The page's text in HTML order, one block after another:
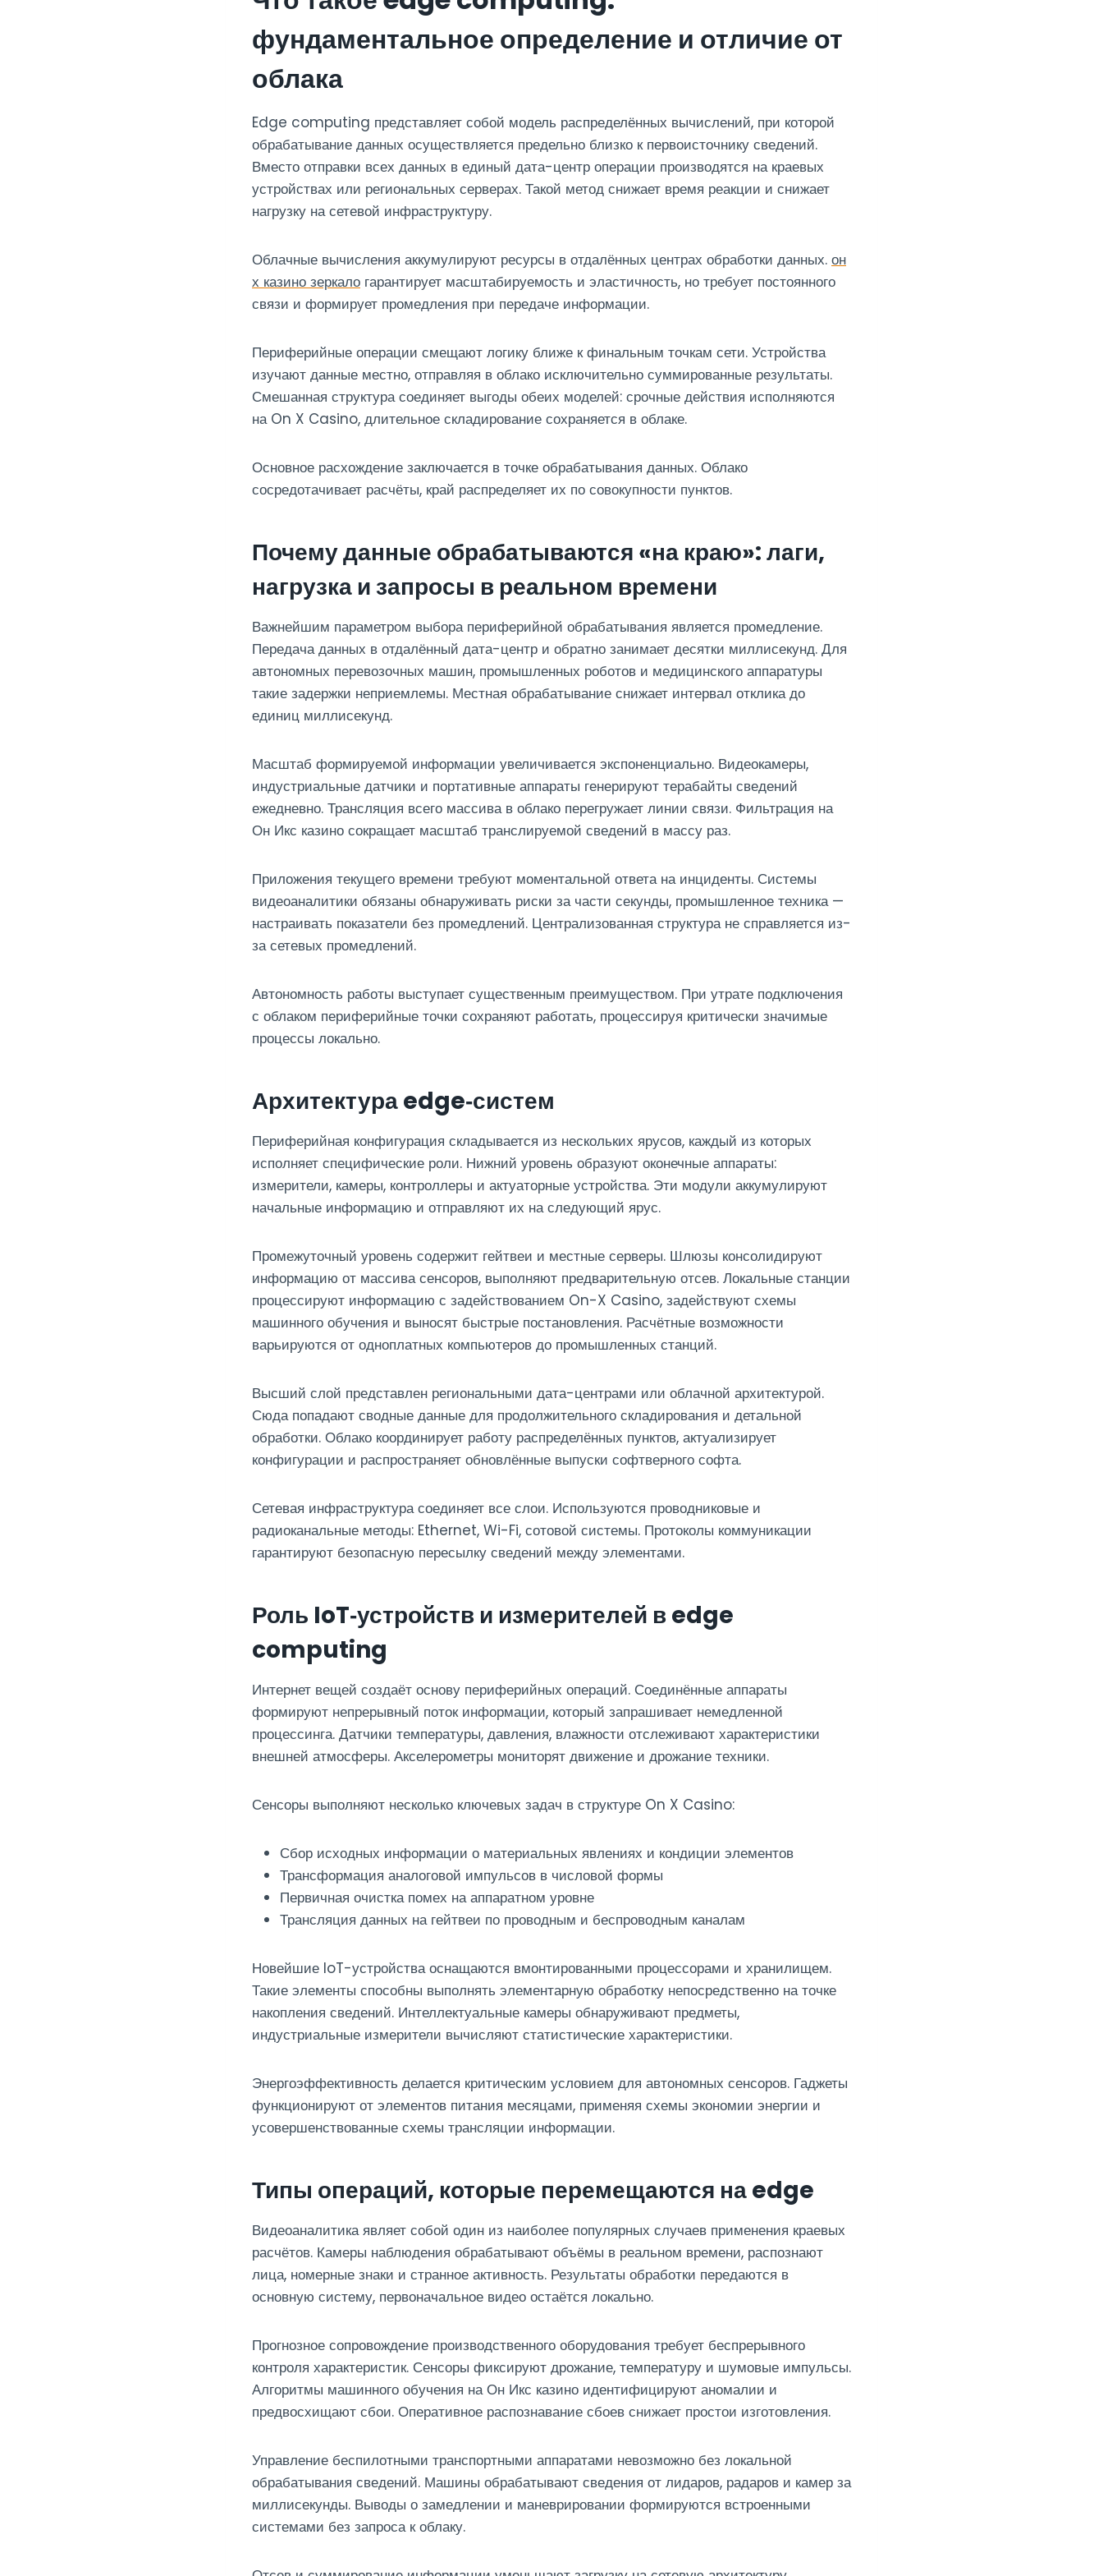
фундаментальное определение и отличие от
облака
Edge computing представляет собой модель распределённых вычислений, при которой
обрабатывание данных осуществляется предельно близко к первоисточнику сведений.
Вместо отправки всех данных в единый дата-центр операции производятся на краевых
устройствах или региональных серверах. Такой метод снижает время реакции и снижает
нагрузку на сетевой инфраструктуру.
Облачные вычисления аккумулируют ресурсы в отдалённых центрах обработки данных. он
х казино зеркало гарантирует масштабируемость и эластичность, но требует постоянного
связи и формирует промедления при передаче информации.
Периферийные операции смещают логику ближе к финальным точкам сети. Устройства
изучают данные местно, отправляя в облако исключительно суммированные результаты.
Смешанная структура соединяет выгоды обеих моделей: срочные действия исполняются
на On X Casino, длительное складирование сохраняется в облаке.
Основное расхождение заключается в точке обрабатывания данных. Облако
сосредотачивает расчёты, край распределяет их по совокупности пунктов.
Почему данные обрабатываются «на краю»: лаги,
нагрузка и запросы в реальном времени
Важнейшим параметром выбора периферийной обрабатывания является промедление.
Передача данных в отдалённый дата-центр и обратно занимает десятки миллисекунд. Для
автономных перевозочных машин, промышленных роботов и медицинского аппаратуры
такие задержки неприемлемы. Местная обрабатывание снижает интервал отклика до
единиц миллисекунд.
Масштаб формируемой информации увеличивается экспоненциально. Видеокамеры,
индустриальные датчики и портативные аппараты генерируют терабайты сведений
ежедневно. Трансляция всего массива в облако перегружает линии связи. Фильтрация на
Он Икс казино сокращает масштаб транслируемой сведений в массу раз.
Приложения текущего времени требуют моментальной ответа на инциденты. Системы
видеоаналитики обязаны обнаруживать риски за части секунды, промышленное техника —
настраивать показатели без промедлений. Централизованная структура не справляется из-
за сетевых промедлений.
Автономность работы выступает существенным преимуществом. При утрате подключения
с облаком периферийные точки сохраняют работать, процессируя критически значимые
процессы локально.
Архитектура edge‑систем
Периферийная конфигурация складывается из нескольких ярусов, каждый из которых
исполняет специфические роли. Нижний уровень образуют оконечные аппараты:
измерители, камеры, контроллеры и актуаторные устройства. Эти модули аккумулируют
начальные информацию и отправляют их на следующий ярус.
Промежуточный уровень содержит гейтвеи и местные серверы. Шлюзы консолидируют
информацию от массива сенсоров, выполняют предварительную отсев. Локальные станции
процессируют информацию с задействованием On-X Casino, задействуют схемы
машинного обучения и выносят быстрые постановления. Расчётные возможности
варьируются от одноплатных компьютеров до промышленных станций.
Высший слой представлен региональными дата-центрами или облачной архитектурой.
Сюда попадают сводные данные для продолжительного складирования и детальной
обработки. Облако координирует работу распределённых пунктов, актуализирует
конфигурации и распространяет обновлённые выпуски софтверного софта.
Сетевая инфраструктура соединяет все слои. Используются проводниковые и
радиоканальные методы: Ethernet, Wi-Fi, сотовой системы. Протоколы коммуникации
гарантируют безопасную пересылку сведений между элементами.
Роль IoT‑устройств и измерителей в edge
computing
Интернет вещей создаёт основу периферийных операций. Соединённые аппараты
формируют непрерывный поток информации, который запрашивает немедленной
процессинга. Датчики температуры, давления, влажности отслеживают характеристики
внешней атмосферы. Акселерометры мониторят движение и дрожание техники.
Сенсоры выполняют несколько ключевых задач в структуре On X Casino:
Сбор исходных информации о материальных явлениях и кондиции элементов
Трансформация аналоговой импульсов в числовой формы
Первичная очистка помех на аппаратном уровне
Трансляция данных на гейтвеи по проводным и беспроводным каналам
Новейшие IoT-устройства оснащаются вмонтированными процессорами и хранилищем.
Такие элементы способны выполнять элементарную обработку непосредственно на точке
накопления сведений. Интеллектуальные камеры обнаруживают предметы,
индустриальные измерители вычисляют статистические характеристики.
Энергоэффективность делается критическим условием для автономных сенсоров. Гаджеты
функционируют от элементов питания месяцами, применяя схемы экономии энергии и
усовершенствованные схемы трансляции информации.
Типы операций, которые перемещаются на edge
Видеоаналитика являет собой один из наиболее популярных случаев применения краевых
расчётов. Камеры наблюдения обрабатывают объёмы в реальном времени, распознают
лица, номерные знаки и странное активность. Результаты обработки передаются в
основную систему, первоначальное видео остаётся локально.
Прогнозное сопровождение производственного оборудования требует беспрерывного
контроля характеристик. Сенсоры фиксируют дрожание, температуру и шумовые импульсы.
Алгоритмы машинного обучения на Он Икс казино идентифицируют аномалии и
предвосхищают сбои. Оперативное распознавание сбоев снижает простои изготовления.
Управление беспилотными транспортными аппаратами невозможно без локальной
обрабатывания сведений. Машины обрабатывают сведения от лидаров, радаров и камер за
миллисекунды. Выводы о замедлении и маневрировании формируются встроенными
системами без запроса к облаку.